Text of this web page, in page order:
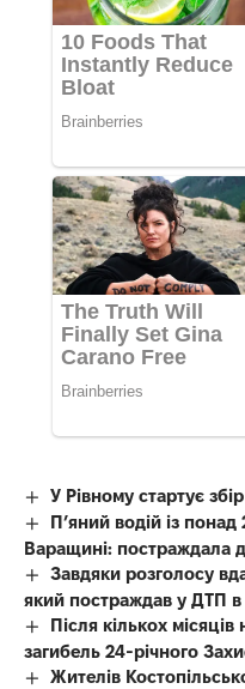
У Рівному стартує
П’яний водій із
Варащині: постраждала
Завдяки розголосу
який постраждав у ДТП в
Після кількох
загибель 24-річного
Жителів